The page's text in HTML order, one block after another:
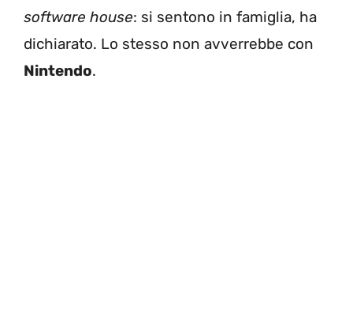
software house: si sentono in famiglia, ha
dichiarato. Lo stesso non avverrebbe con
Nintendo.